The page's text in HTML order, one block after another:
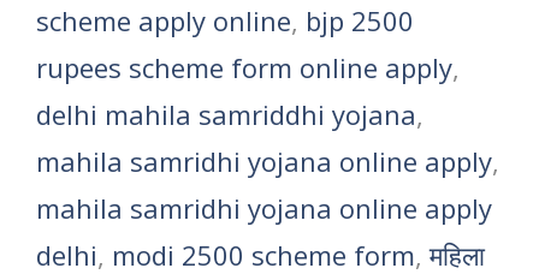
scheme apply online, bjp 2500
rupees scheme form online apply,
delhi mahila samriddhi yojana,
mahila samridhi yojana online apply,
mahila samridhi yojana online apply
delhi, modi 2500 scheme form,महिला